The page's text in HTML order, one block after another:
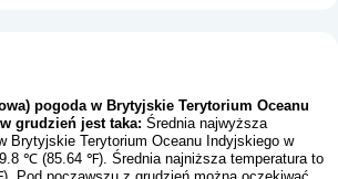
pogoda w Brytyjskie Terytorium Oceanu
grudzień jest taka: Średnia najwyższa
Brytyjskie Terytorium Oceanu Indyjskiego w
℃ (85.64 ℉). Średnia najniższa temperatura to